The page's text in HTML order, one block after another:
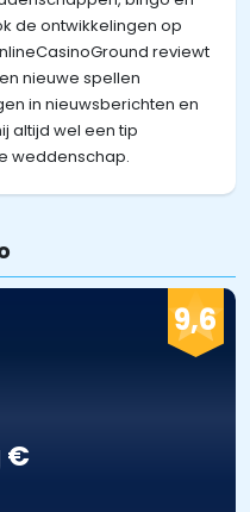
de ontwikkelingen op
reviewt
nieuwe spellen
in nieuwsberichten en
altijd wel een tip
weddenschap.
9,6
€